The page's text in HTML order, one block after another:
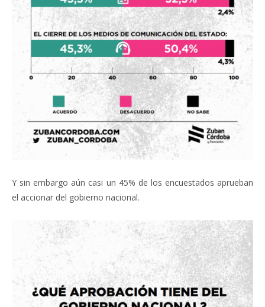
Y sin embargo aún casi un 45% de los encuestados aprueban
el accionar del gobierno nacional.